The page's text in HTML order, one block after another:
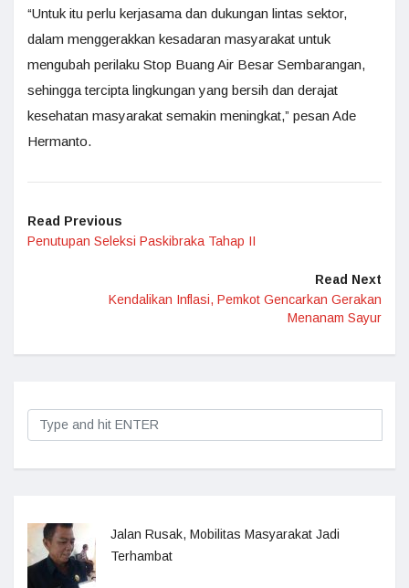
“Untuk itu perlu kerjasama dan dukungan lintas sektor,
dalam menggerakkan kesadaran masyarakat untuk
mengubah perilaku Stop Buang Air Besar Sembarangan,
sehingga tercipta lingkungan yang bersih dan derajat
kesehatan masyarakat semakin meningkat,” pesan Ade
Hermanto.
Read Previous
Penutupan Seleksi Paskibraka Tahap II
Read Next
Kendalikan Inflasi, Pemkot Gencarkan Gerakan
Menanam Sayur
Jalan Rusak, Mobilitas Masyarakat Jadi
Terhambat